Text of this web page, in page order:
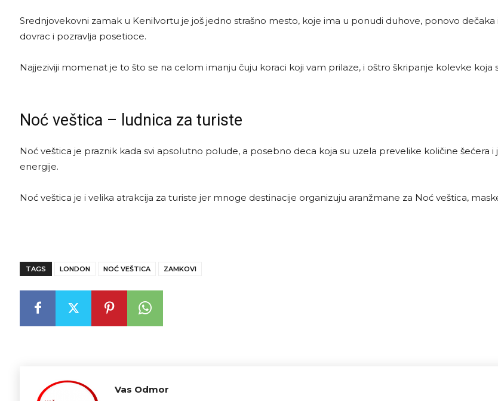
Srednjovekovni zamak u Kenilvortu je još jedno strašno mesto, koje ima u ponudi duhove, ponovo
dovrac i pozravlja posetioce.
Najjeziviji momenat je to što se na celom imanju čuju koraci koji vam prilaze, i oštro škripanje kolevke koja
Noć veštica – ludnica za turiste
Noć veštica je praznik kada svi apsolutno polude, a posebno deca koja su uzela prevelike količine šećera
energije.
Noć veštica je i velika atrakcija za turiste jer mnoge destinacije organizuju aranžmane za Noć veštica,
TAGS LONDON NOĆ VEŠTICA ZAMKOVI
Vas Odmor